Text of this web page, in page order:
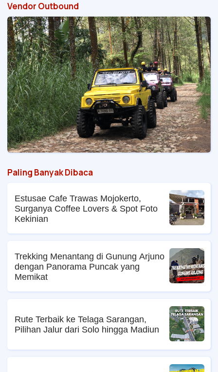
Vendor Outbound
Paling Banyak Dibaca
Estusae Cafe Trawas Mojokerto,
Surganya Coffee Lovers & Spot Foto
Kekinian
Trekking Menantang di Gunung Arjuno
dengan Panorama Puncak yang
Memikat
Rute Terbaik ke Telaga Sarangan,
Pilihan Jalur dari Solo hingga Madiun